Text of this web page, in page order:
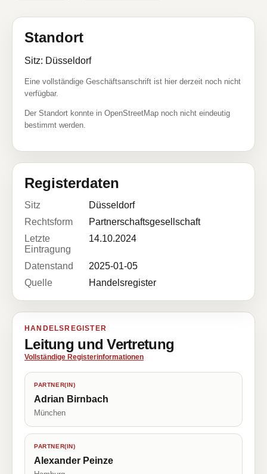
Standort
Sitz: Düsseldorf
Eine vollständige Geschäftsanschrift ist hier derzeit noch nicht
verfügbar.
Der Standort konnte in OpenStreetMap noch nicht eindeutig
bestimmt werden.
Registerdaten
Sitz
Düsseldorf
Rechtsform
Partnerschaftsgesellschaft
Letzte
Eintragung
14.10.2024
Datenstand
2025-01-05
Quelle
Handelsregister
HANDELSREGISTER
Leitung und Vertretung
Vollständige Registerinformationen
PARTNER(IN)
Adrian Birnbach
München
PARTNER(IN)
Alexander Peinze